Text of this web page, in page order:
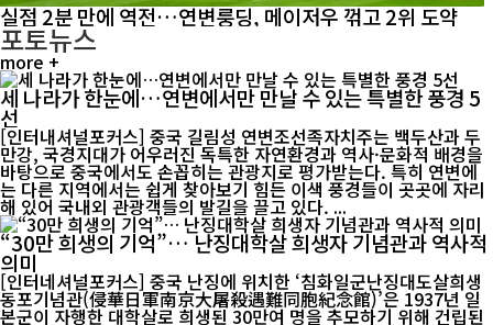
실점 2분 만에 역전…연변룽딩, 메이저우 꺾고 2위 도약
포토뉴스
more +
세 나라가 한눈에…연변에서만 만날 수 있는 특별한 풍경 5
선
[인터내셔널포커스] 중국 길림성 연변조선족자치주는 백두산과 두
만강, 국경지대가 어우러진 독특한 자연환경과 역사·문화적 배경을
바탕으로 중국에서도 손꼽히는 관광지로 평가받는다. 특히 연변에
는 다른 지역에서는 쉽게 찾아보기 힘든 이색 풍경들이 곳곳에 자리
해 있어 국내외 관광객들의 발길을 끌고 있다. ...
“30만 희생의 기억”… 난징대학살 희생자 기념관과 역사적
의미
[인터네셔널포커스] 중국 난징에 위치한 ‘침화일군난징대도살희생
동포기념관(侵華日軍南京大屠殺遇難同胞紀念館)’은 1937년 일
본군이 자행한 대학살로 희생된 30만여 명을 추모하기 위해 건립된